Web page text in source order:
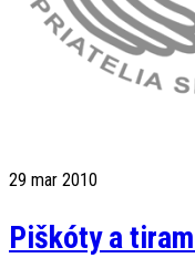
29 mar 2010
Piškóty a